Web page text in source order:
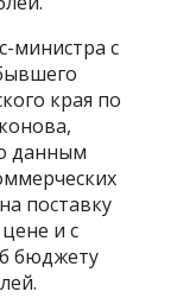
министра с
края по
данным
поставку
и с
бюджету